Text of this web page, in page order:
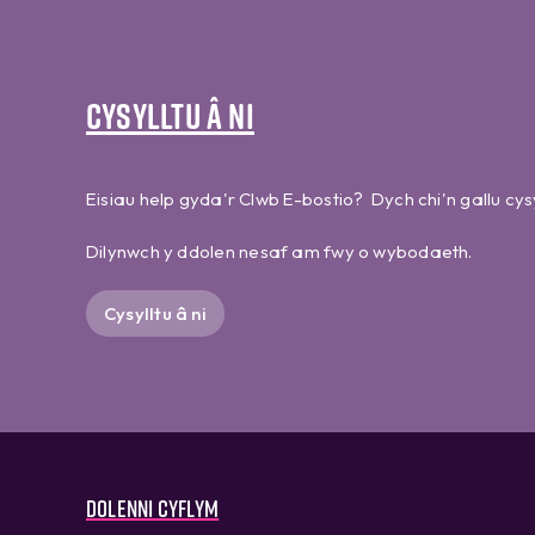
Cysylltu â ni
Eisiau help gyda'r Clwb E-bostio? Dych chi'n gallu
Dilynwch y ddolen nesaf am fwy o wybodaeth.
Cysylltu â ni
Dolenni cyflym